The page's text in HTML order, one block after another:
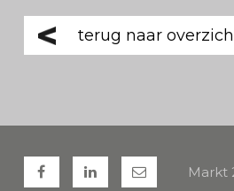
terug naar
Markt